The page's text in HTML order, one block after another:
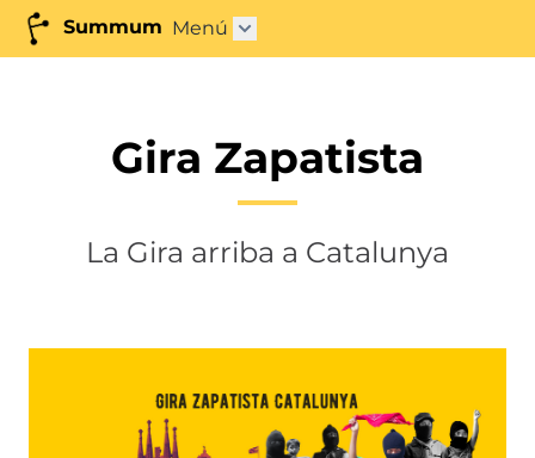
Summum Menú Obrir submenú"
Gira Zapatista
La Gira arriba a Catalunya